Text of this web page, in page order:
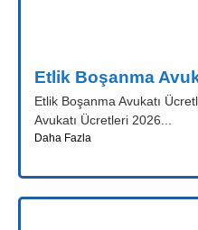
Etlik Boşanma
Etlik Boşanma Avukatı
Avukatı Ücretleri 2026...
Daha Fazla